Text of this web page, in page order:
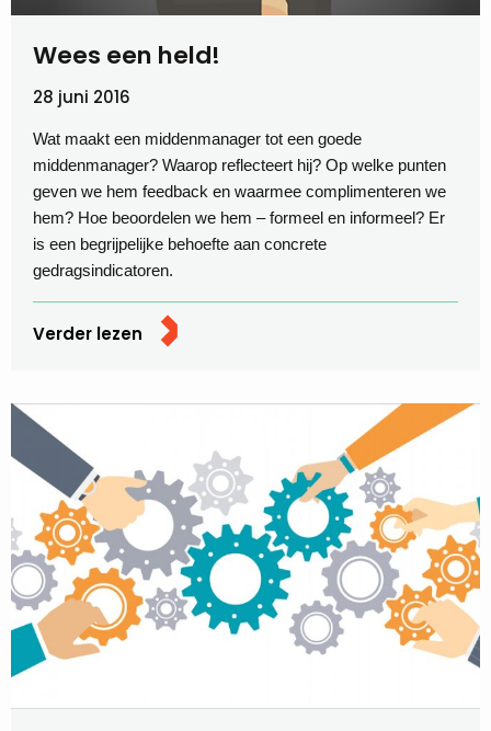
Wees een held!
28 juni 2016
Wat maakt een middenmanager tot een goede
middenmanager? Waarop reflecteert hij? Op welke punten
geven we hem feedback en waarmee complimenteren we
hem? Hoe beoordelen we hem – formeel en informeel? Er
is een begrijpelijke behoefte aan concrete
gedragsindicatoren.
Verder lezen